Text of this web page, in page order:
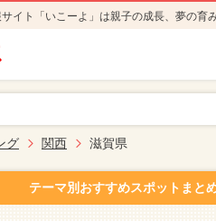
イト「いこーよ」は親子の成長、夢の育
グ 関西 滋賀県
テーマ別おすすめスポットまと